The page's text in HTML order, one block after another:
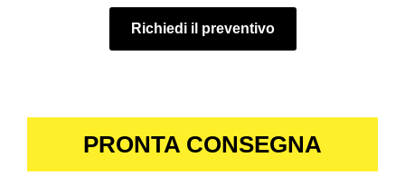
Richiedi il preventivo
PRONTA CONSEGNA